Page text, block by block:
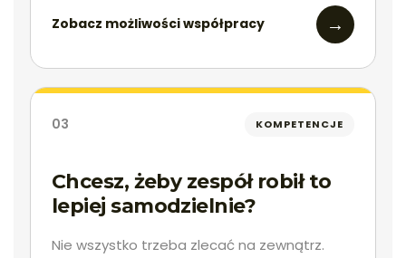
Zobacz możliwości współpracy →
03 KOMPETENCJE
Chcesz, żeby zespół robił to
lepiej samodzielnie?
Nie wszystko trzeba zlecać na zewnątrz.